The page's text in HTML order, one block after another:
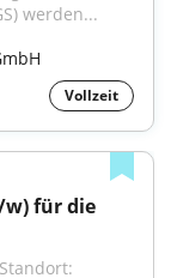
werden...
Vollzeit
für die